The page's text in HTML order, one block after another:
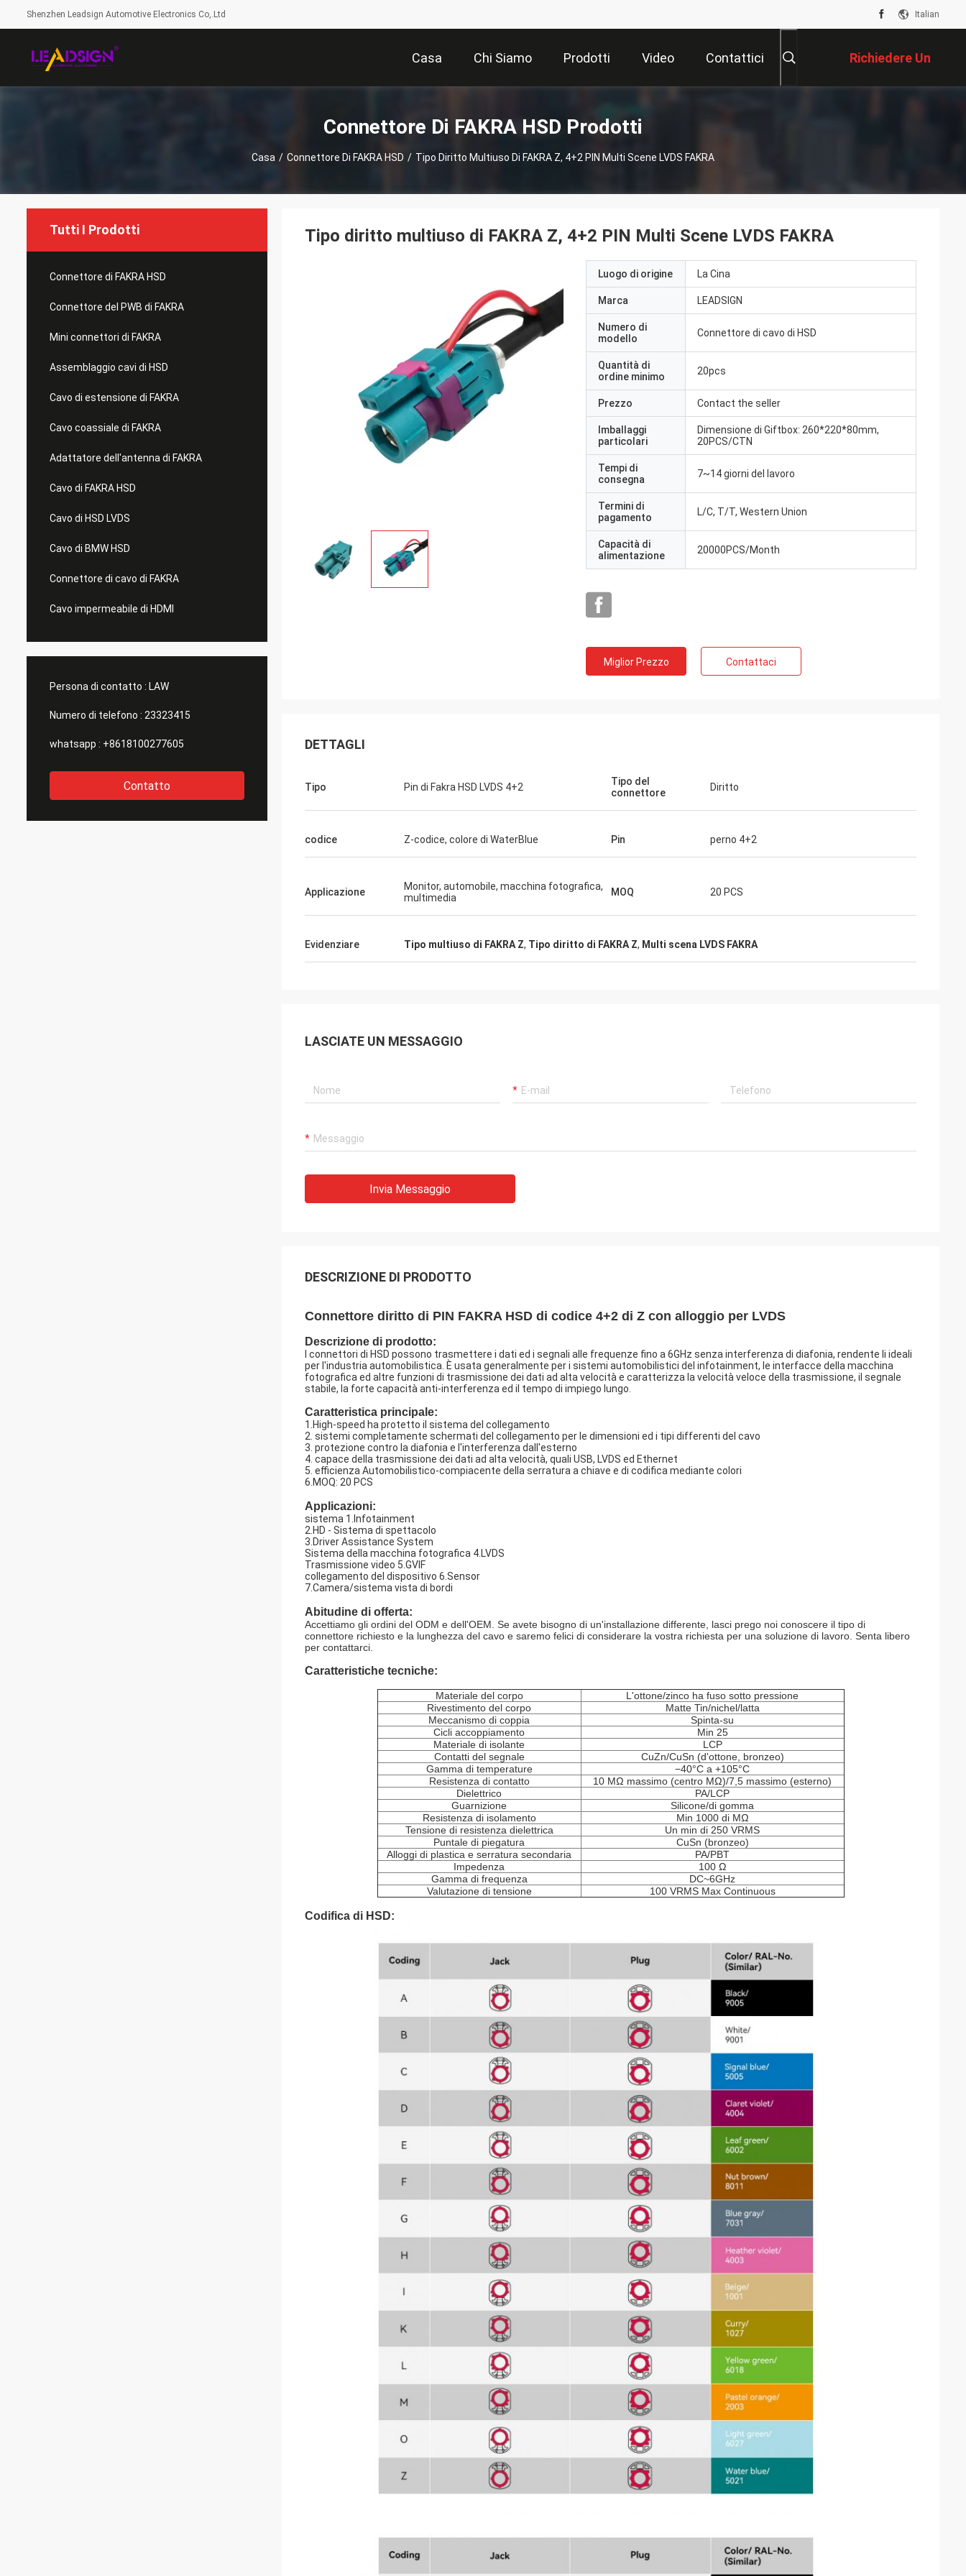
Shenzhen Leadsign Automotive Electronics Co,.Ltd Italian
Casa Chi Siamo Prodotti Video Contattici Richiedere Un
Preventivo
Connettore Di FAKRA HSD Prodotti
Casa / Connettore Di FAKRA HSD / Tipo Diritto Multiuso Di FAKRA Z, 4+2 PIN Multi Scene LVDS FAKRA
Tutti I Prodotti
Connettore di FAKRA HSD
Connettore del PWB di FAKRA
Mini connettori di FAKRA
Assemblaggio cavi di HSD
Cavo di estensione di FAKRA
Cavo coassiale di FAKRA
Adattatore dell'antenna di FAKRA
Cavo di FAKRA HSD
Cavo di HSD LVDS
Cavo di BMW HSD
Connettore di cavo di FAKRA
Cavo impermeabile di HDMI
Persona di contatto : LAW
Numero di telefono : 23323415
whatsapp : +8618100277605
Contatto
Tipo diritto multiuso di FAKRA Z, 4+2 PIN Multi Scene LVDS FAKRA
Luogo di origine La Cina
Marca LEADSIGN
Numero di
modello
Connettore di cavo di HSD
Quantità di
ordine minimo
20pcs
Prezzo Contact the seller
Imballaggi
particolari
Dimensione di Giftbox: 260*220*80mm,
20PCS/CTN
Tempi di
consegna
7~14 giorni del lavoro
Termini di
pagamento
L/C, T/T, Western Union
Capacità di
alimentazione
20000PCS/Month
Miglior Prezzo Contattaci
DETTAGLI
Tipo Pin di Fakra HSD LVDS 4+2
Tipo del
connettore
Diritto
codice Z-codice, colore di WaterBlue Pin perno 4+2
Applicazione
Monitor, automobile, macchina fotografica,
multimedia
MOQ 20 PCS
Evidenziare Tipo multiuso di FAKRA Z, Tipo diritto di FAKRA Z, Multi scena LVDS FAKRA
LASCIATE UN MESSAGGIO
Invia Messaggio
DESCRIZIONE DI PRODOTTO
Connettore diritto di PIN FAKRA HSD di codice 4+2 di Z con alloggio per LVDS
Descrizione di prodotto:
I connettori di HSD possono trasmettere i dati ed i segnali alle frequenze fino a 6GHz senza interferenza di diafonia, rendente li ideali
per l'industria automobilistica. È usata generalmente per i sistemi automobilistici del infotainment, le interfacce della macchina
fotografica ed altre funzioni di trasmissione dei dati ad alta velocità e caratterizza la velocità veloce della trasmissione, il segnale
stabile, la forte capacità anti-interferenza ed il tempo di impiego lungo.
Caratteristica principale:
1.High-speed ha protetto il sistema del collegamento
2. sistemi completamente schermati del collegamento per le dimensioni ed i tipi differenti del cavo
3. protezione contro la diafonia e l'interferenza dall'esterno
4. capace della trasmissione dei dati ad alta velocità, quali USB, LVDS ed Ethernet
5. efficienza Automobilistico-compiacente della serratura a chiave e di codifica mediante colori
6.MOQ: 20 PCS
Applicazioni:
sistema 1.Infotainment
2.HD - Sistema di spettacolo
3.Driver Assistance System
Sistema della macchina fotografica 4.LVDS
Trasmissione video 5.GVIF
collegamento del dispositivo 6.Sensor
7.Camera/sistema vista di bordi
Abitudine di offerta:
Accettiamo gli ordini del ODM e dell'OEM. Se avete bisogno di un'installazione differente, lasci prego noi conoscere il tipo di
connettore richiesto e la lunghezza del cavo e saremo felici di considerare la vostra richiesta per una soluzione di lavoro. Senta libero
per contattarci.
Caratteristiche tecniche:
Materiale del corpo
L'ottone/zinco ha fuso sotto pressione
Rivestimento del corpo
Matte Tin/nichel/latta
Meccanismo di coppia
Spinta-su
Cicli accoppiamento
Min 25
Materiale di isolante
LCP
Contatti del segnale
CuZn/CuSn (d'ottone, bronzeo)
Gamma di temperature
−40°C a +105°C
Resistenza di contatto
10 MΩ massimo (centro MΩ)/7,5 massimo (esterno)
Dielettrico
PA/LCP
Guarnizione
Silicone/di gomma
Resistenza di isolamento
Min 1000 di MΩ
Tensione di resistenza dielettrica
Un min di 250 VRMS
Puntale di piegatura
CuSn (bronzeo)
Alloggi di plastica e serratura secondaria
PA/PBT
Impedenza
100 Ω
Gamma di frequenza
DC~6GHz
Valutazione di tensione
100 VRMS Max Continuous
Codifica di HSD: